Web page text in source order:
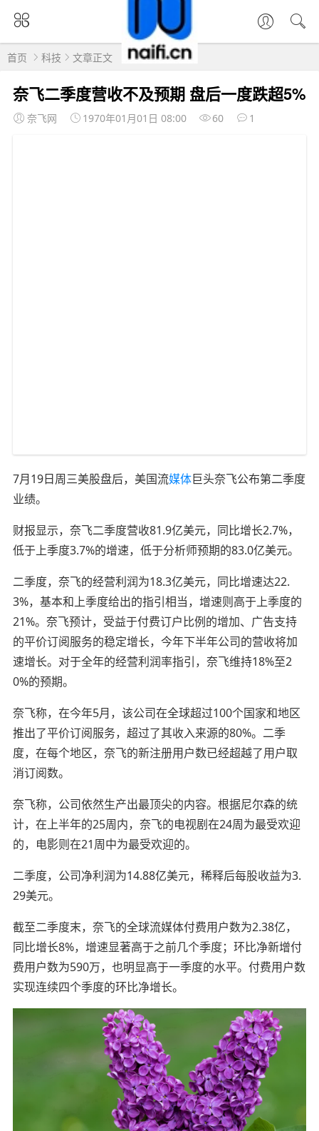
首页 科技 文章正文
奈飞二季度营收不及预期 盘后一度跌超5%
奈飞网 1970年01月01日 08:00 60 1
7月19日周三美股盘后，美国流媒体巨头奈飞公布第二季度
业绩。
财报显示，奈飞二季度营收81.9亿美元，同比增长2.7%，
低于上季度3.7%的增速，低于分析师预期的83.0亿美元。
二季度，奈飞的经营利润为18.3亿美元，同比增速达22.
3%，基本和上季度给出的指引相当，增速则高于上季度的
21%。奈飞预计，受益于付费订户比例的增加、广告支持
的平价订阅服务的稳定增长，今年下半年公司的营收将加
速增长。对于全年的经营利润率指引，奈飞维持18%至2
0%的预期。
奈飞称，在今年5月，该公司在全球超过100个国家和地区
推出了平价订阅服务，超过了其收入来源的80%。二季
度，在每个地区，奈飞的新注册用户数已经超越了用户取
消订阅数。
奈飞称，公司依然生产出最顶尖的内容。根据尼尔森的统
计，在上半年的25周内，奈飞的电视剧在24周为最受欢迎
的，电影则在21周中为最受欢迎的。
二季度，公司净利润为14.88亿美元，稀释后每股收益为3.
29美元。
截至二季度末，奈飞的全球流媒体付费用户数为2.38亿，
同比增长8%，增速显著高于之前几个季度；环比净新增付
费用户数为590万，也明显高于一季度的水平。付费用户数
实现连续四个季度的环比净增长。